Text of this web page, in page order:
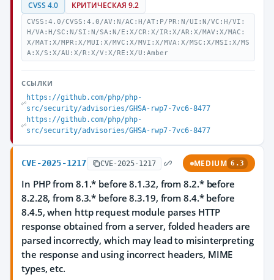
CVSS 4.0 КРИТИЧЕСКАЯ 9.2
CVSS:4.0/CVSS:4.0/AV:N/AC:H/AT:P/PR:N/UI:N/VC:H/VI:
H/VA:H/SC:N/SI:N/SA:N/E:X/CR:X/IR:X/AR:X/MAV:X/MAC:
X/MAT:X/MPR:X/MUI:X/MVC:X/MVI:X/MVA:X/MSC:X/MSI:X/MS
A:X/S:X/AU:X/R:X/V:X/RE:X/U:Amber
ССЫЛКИ
https://github.com/php/php-
src/security/advisories/GHSA-rwp7-7vc6-8477
https://github.com/php/php-
src/security/advisories/GHSA-rwp7-7vc6-8477
CVE-2025-1217 CVE-2025-1217 MEDIUM 6.3
In PHP from 8.1.* before 8.1.32, from 8.2.* before
8.2.28, from 8.3.* before 8.3.19, from 8.4.* before
8.4.5, when http request module parses HTTP
response obtained from a server, folded headers are
parsed incorrectly, which may lead to misinterpreting
the response and using incorrect headers, MIME
types, etc.